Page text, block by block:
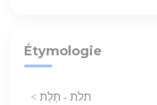
Étymologie
< תלת - תְּלַת